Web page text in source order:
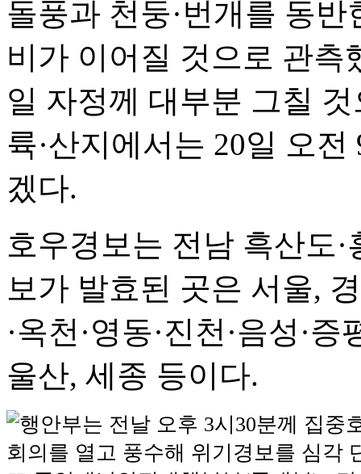
돌풍과 천둥·번개를 동
비가 이어질 것으로 관측
일 자정께 대부분 그칠
륙·산지에서는 20일 오
겠다.
호우경보는 전남 흑산도
보가 발효된 곳은 서울,
·옥천·영동·진천·음성·
울산, 세종 등이다.